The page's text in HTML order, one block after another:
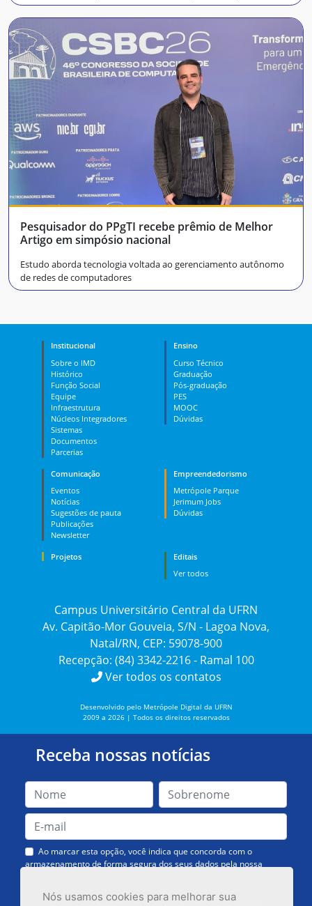
Nós usamos cookies para melhorar sua
Pesquisador do PPgTI recebe prêmio de Melhor
Artigo em simpósio nacional
Estudo aborda tecnologia voltada ao gerenciamento autônomo
de redes de computadores
Institucional
Sobre o IMD
Histórico
Função Social
Equipe
Infraestrutura
Núcleos Integradores
Sistemas
Documentos
Parcerias
Ensino
Curso Técnico
Graduação
Pós-graduação
PES
MOOC
Dúvidas
Comunicação
Eventos
Notícias
Sugestões de pauta
Publicações
Newsletter
Empreendedorismo
Metrópole Parque
Jerimum Jobs
Dúvidas
Projetos
Editais
Ver todos
Campus Universitário Central da UFRN
Av. Capitão-Mor Gouveia, S/N - Lagoa Nova,
Natal/RN, CEP: 59078-900
Recepção: (84) 3342-2216 - Ramal 100
Ver todos os contatos
Desenvolvido pelo Metrópole Digital da UFRN
2009 a 2026 | Todos os direitos reservados
Receba nossas notícias
Ao marcar esta opção, você indica que concorda com o
armazenamento de forma segura dos seus dados pela nossa
dados ou cancelar o recebimento das mensagens quando quiser.